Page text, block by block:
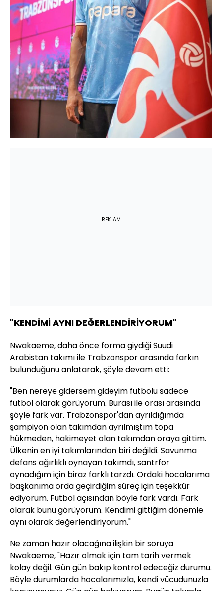
REKLAM
"KENDİMİ AYNI DEĞERLENDİRİYORUM"
Nwakaeme, daha önce forma giydiği Suudi
Arabistan takımı ile Trabzonspor arasında farkın
bulunduğunu anlatarak, şöyle devam etti:
"Ben nereye gidersem gideyim futbolu sadece
futbol olarak görüyorum. Burası ile orası arasında
şöyle fark var. Trabzonspor'dan ayrıldığımda
şampiyon olan takımdan ayrılmıştım topa
hükmeden, hakimeyet olan takımdan oraya gittim.
Ülkenin en iyi takımlarından biri değildi. Savunma
defans ağırlıklı oynayan takımdı, santrfor
oynadığım için biraz farklı tarzdı. Ordaki hocalarıma
başkanıma orda geçirdiğim süreç için teşekkür
ediyorum. Futbol açısından böyle fark vardı. Fark
olarak bunu görüyorum. Kendimi gittiğim dönemle
aynı olarak değerlendiriyorum."
Ne zaman hazır olacağına ilişkin bir soruya
Nwakaeme, "Hazır olmak için tam tarih vermek
kolay değil. Gün gün bakıp kontrol edeceğiz durumu.
Böyle durumlarda hocalarımızla, kendi vücudunuzla